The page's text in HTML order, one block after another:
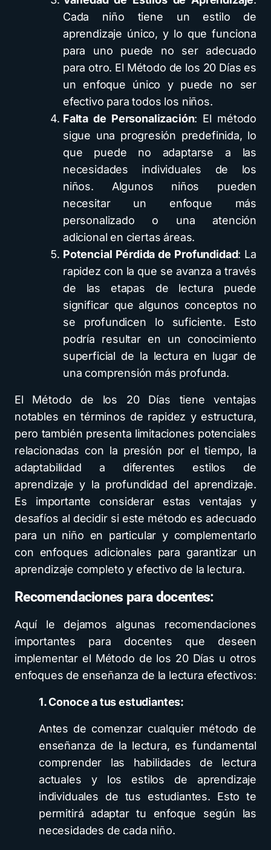
Cada niño tiene un estilo de
aprendizaje único, y lo que funciona
para uno puede no ser adecuado
para otro. El Método de los 20 Días es
un enfoque único y puede no ser
efectivo para todos los niños.
Falta de Personalización: El método
sigue una progresión predefinida, lo
que puede no adaptarse a las
necesidades individuales de los
niños. Algunos niños pueden
necesitar un enfoque más
personalizado o una atención
adicional en ciertas áreas.
Potencial Pérdida de Profundidad: La
rapidez con la que se avanza a través
de las etapas de lectura puede
significar que algunos conceptos no
se profundicen lo suficiente. Esto
podría resultar en un conocimiento
superficial de la lectura en lugar de
una comprensión más profunda.
El Método de los 20 Días tiene ventajas
notables en términos de rapidez y estructura,
pero también presenta limitaciones potenciales
relacionadas con la presión por el tiempo, la
adaptabilidad a diferentes estilos de
aprendizaje y la profundidad del aprendizaje.
Es importante considerar estas ventajas y
desafíos al decidir si este método es adecuado
para un niño en particular y complementarlo
con enfoques adicionales para garantizar un
aprendizaje completo y efectivo de la lectura.
Recomendaciones para docentes:
Aquí le dejamos algunas recomendaciones
importantes para docentes que deseen
implementar el Método de los 20 Días u otros
enfoques de enseñanza de la lectura efectivos:
1. Conoce a tus estudiantes:
Antes de comenzar cualquier método de
enseñanza de la lectura, es fundamental
comprender las habilidades de lectura
actuales y los estilos de aprendizaje
individuales de tus estudiantes. Esto te
permitirá adaptar tu enfoque según las
necesidades de cada niño.